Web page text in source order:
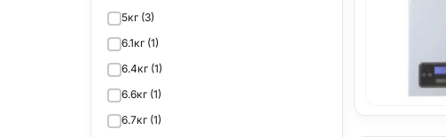
5кг (3)
6.1кг (1)
6.4кг (1)
6.6кг (1)
6.7кг (1)